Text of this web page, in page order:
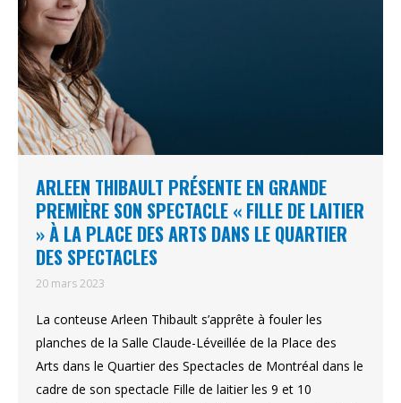
ARLEEN THIBAULT PRÉSENTE EN GRANDE
PREMIÈRE SON SPECTACLE « FILLE DE LAITIER
» À LA PLACE DES ARTS DANS LE QUARTIER
DES SPECTACLES
20 mars 2023
La conteuse Arleen Thibault s’apprête à fouler les
planches de la Salle Claude-Léveillée de la Place des
Arts dans le Quartier des Spectacles de Montréal dans le
cadre de son spectacle Fille de laitier les 9 et 10